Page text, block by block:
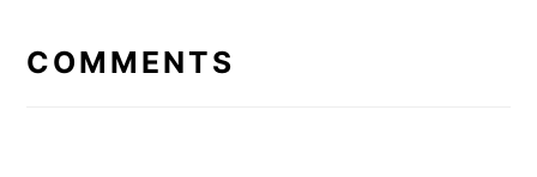
INTERACTIONS
COMMENTS